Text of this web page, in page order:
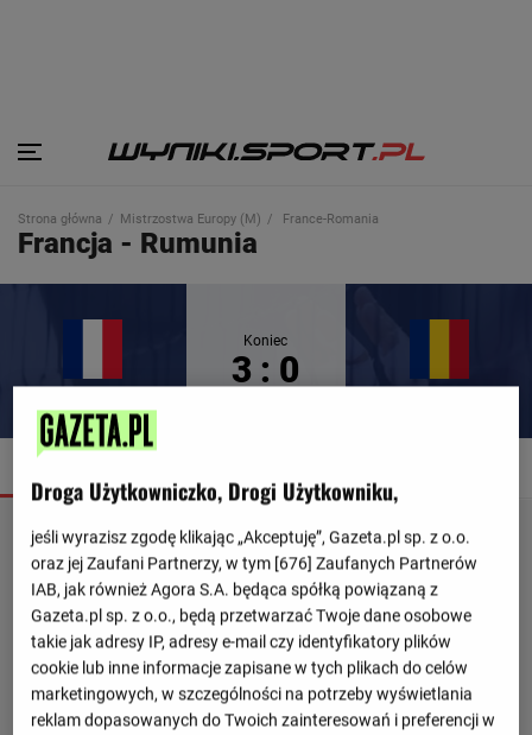
Strona główna Mistrzostwa Europy (M) France-Romania
Francja - Rumunia
Francja
Koniec
3 : 0
Droga Użytkowniczko, Drogi Użytkowniku,
jeśli wyrazisz zgodę klikając „Akceptuję”, Gazeta.pl sp. z o.o.
oraz jej Zaufani Partnerzy, w tym [676] Zaufanych Partnerów
IAB, jak również Agora S.A. będąca spółką powiązaną z
Gazeta.pl sp. z o.o., będą przetwarzać Twoje dane osobowe
takie jak adresy IP, adresy e-mail czy identyfikatory plików
cookie lub inne informacje zapisane w tych plikach do celów
marketingowych, w szczególności na potrzeby wyświetlania
reklam dopasowanych do Twoich zainteresowań i preferencji w